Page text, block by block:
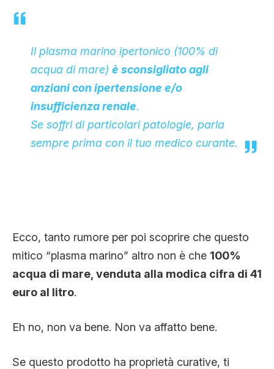
Il plasma marino ipertonico (100% di
acqua di mare) è sconsigliato agli
anziani con ipertensione e/o
insufficienza renale.
Se soffri di particolari patologie, parla
sempre prima con il tuo medico curante.
Ecco, tanto rumore per poi scoprire che questo
mitico “plasma marino” altro non è che 100%
acqua di mare, venduta alla modica cifra di 41
euro al litro.
Eh no, non va bene. Non va affatto bene.
Se questo prodotto ha proprietà curative, ti